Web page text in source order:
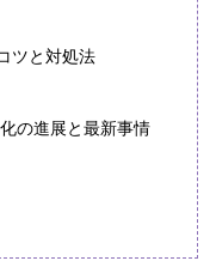
ツと対処法
の進展と最新事情